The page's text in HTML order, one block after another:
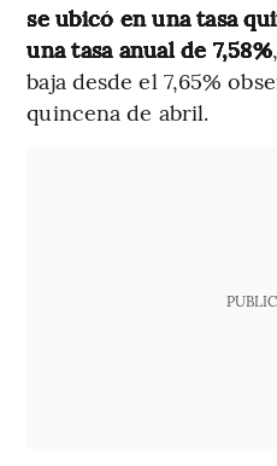
se ubicó en una tasa
una tasa anual de 7,58%
baja desde el 7,65%
quincena de abril.